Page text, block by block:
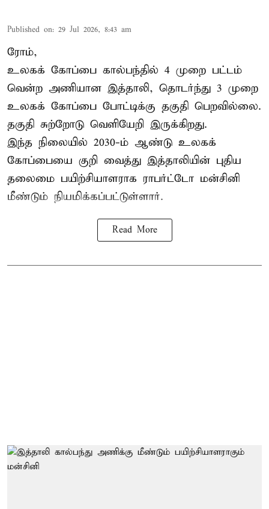
Published on: 29 Jul 2026, 8:43 am
ரோம்,
உலகக் கோப்பை கால்பந்தில் 4 முறை பட்டம்
வென்ற அணியான இத்தாலி, தொடர்ந்து 3 முறை
உலகக் கோப்பை போட்டிக்கு தகுதி பெறவில்லை.
தகுதி சுற்றோடு வெளியேறி இருக்கிறது.
இந்த நிலையில் 2030-ம் ஆண்டு உலகக்
கோப்பையை குறி வைத்து இத்தாலியின் புதிய
தலைமை பயிற்சியாளராக ராபர்ட்டோ மன்சினி
மீண்டும் நியமிக்கப்பட்டுள்ளார்.
Read More